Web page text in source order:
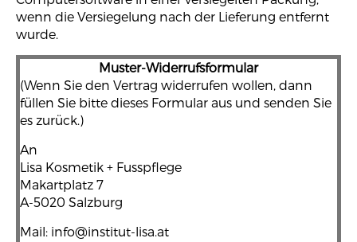
wenn die Versiegelung nach der Lieferung entfernt
wurde.
Muster-Widerrufsformular
(Wenn Sie den Vertrag widerrufen wollen, dann
füllen Sie bitte dieses Formular aus und senden Sie
es zurück.)
An
Lisa Kosmetik + Fusspflege
Makartplatz 7
A-5020 Salzburg
Mail: info@institut-lisa.at